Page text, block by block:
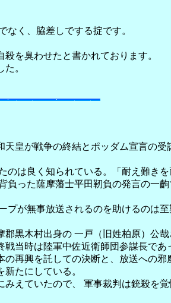
く、脇差しでする掟です。
を臭わせたと書かれております。
。
皇が戦争の終結とポッダム宣言の受
のは良く知られている。「耐え難き
負った薩摩藩士平田靭負の発言の一
プが無事放送されるのを助けるのは
黒木村出身の 一戸（旧姓柏原）公
当時は陸軍中佐近衛師団参謀長であ
再興を託しての決断と、放送への邪
たにしている。
えていたので、 軍事裁判は銃殺を